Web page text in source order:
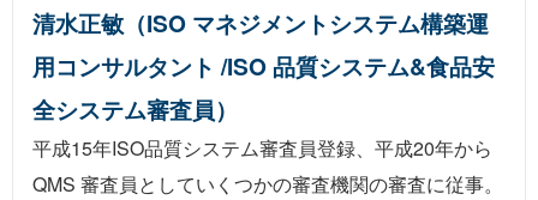
清水正敏（ISO マネジメントシステム構築運
用コンサルタント /ISO 品質システム&食品安
全システム審査員）
平成15年ISO品質システム審査員登録、平成20年から
QMS 審査員としていくつかの審査機関の審査に従事。